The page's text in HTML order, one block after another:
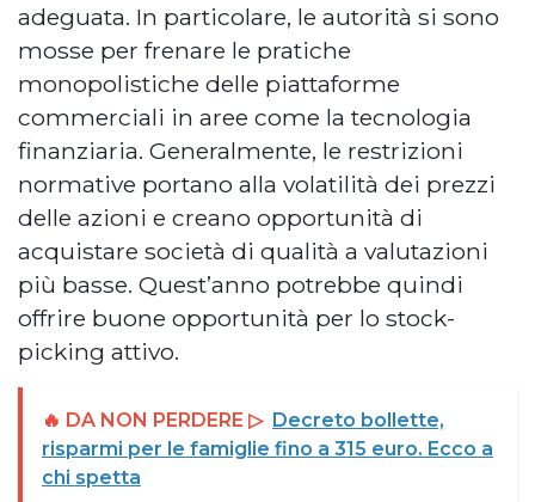
adeguata. In particolare, le autorità si sono
mosse per frenare le pratiche
monopolistiche delle piattaforme
commerciali in aree come la tecnologia
finanziaria. Generalmente, le restrizioni
normative portano alla volatilità dei prezzi
delle azioni e creano opportunità di
acquistare società di qualità a valutazioni
più basse. Quest’anno potrebbe quindi
offrire buone opportunità per lo stock-
picking attivo.
🔥 DA NON PERDERE ▷ Decreto bollette,
risparmi per le famiglie fino a 315 euro. Ecco a
chi spetta